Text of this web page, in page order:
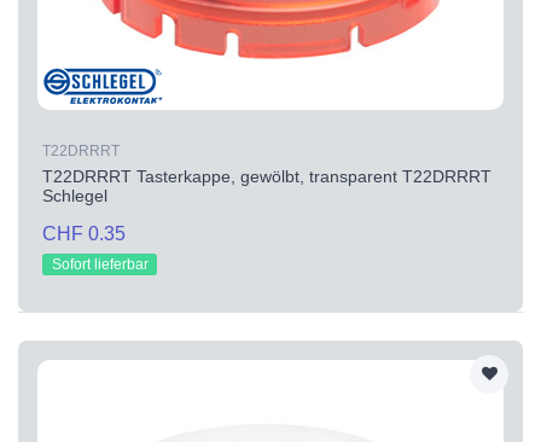
T22DRRRT
T22DRRRT Tasterkappe, gewölbt, transparent T22DRRRT
Schlegel
CHF 0.35
Sofort lieferbar